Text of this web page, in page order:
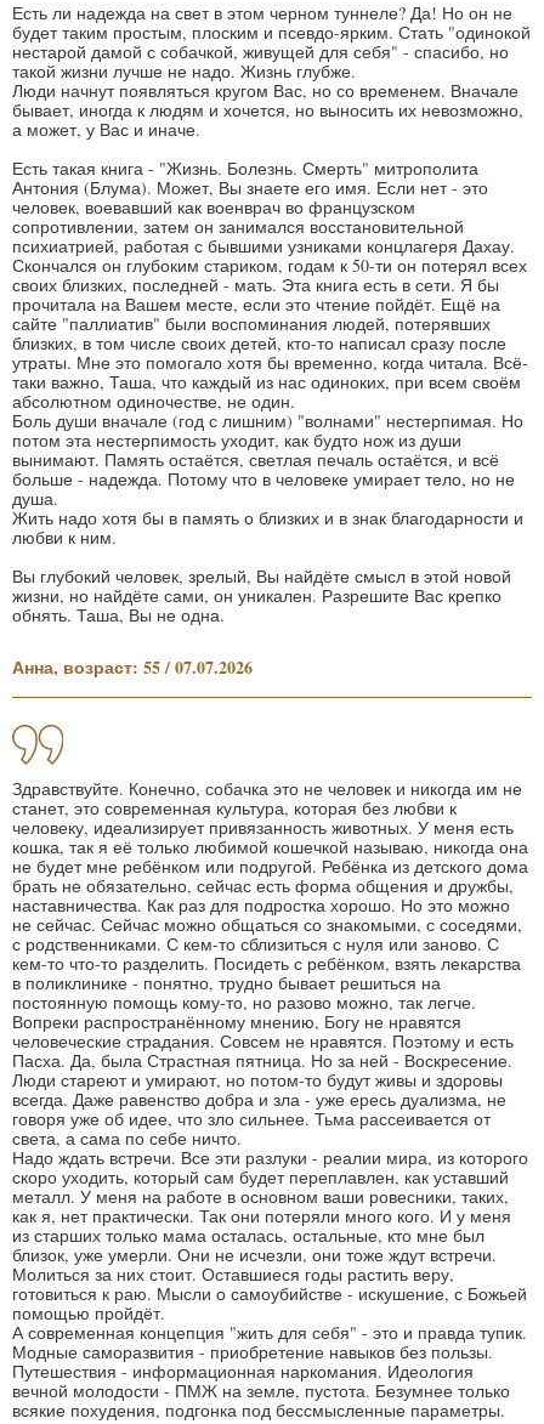
Есть ли надежда на свет в этом черном туннеле? Да! Но он не
будет таким простым, плоским и псевдо-ярким. Стать "одинокой
нестарой дамой с собачкой, живущей для себя" - спасибо, но
такой жизни лучше не надо. Жизнь глубже.
Люди начнут появляться кругом Вас, но со временем. Вначале
бывает, иногда к людям и хочется, но выносить их невозможно,
а может, у Вас и иначе.
Есть такая книга - "Жизнь. Болезнь. Смерть" митрополита
Антония (Блума). Может, Вы знаете его имя. Если нет - это
человек, воевавший как военврач во французском
сопротивлении, затем он занимался восстановительной
психиатрией, работая с бывшими узниками концлагеря Дахау.
Скончался он глубоким стариком, годам к 50-ти он потерял всех
своих близких, последней - мать. Эта книга есть в сети. Я бы
прочитала на Вашем месте, если это чтение пойдёт. Ещё на
сайте "паллиатив" были воспоминания людей, потерявших
близких, в том числе своих детей, кто-то написал сразу после
утраты. Мне это помогало хотя бы временно, когда читала. Всё-
таки важно, Таша, что каждый из нас одиноких, при всем своём
абсолютном одиночестве, не один.
Боль души вначале (год с лишним) "волнами" нестерпимая. Но
потом эта нестерпимость уходит, как будто нож из души
вынимают. Память остаётся, светлая печаль остаётся, и всё
больше - надежда. Потому что в человеке умирает тело, но не
душа.
Жить надо хотя бы в память о близких и в знак благодарности и
любви к ним.
Вы глубокий человек, зрелый, Вы найдёте смысл в этой новой
жизни, но найдёте сами, он уникален. Разрешите Вас крепко
обнять. Таша, Вы не одна.
Анна, возраст: 55 / 07.07.2026
Здравствуйте. Конечно, собачка это не человек и никогда им не
станет, это современная культура, которая без любви к
человеку, идеализирует привязанность животных. У меня есть
кошка, так я её только любимой кошечкой называю, никогда она
не будет мне ребёнком или подругой. Ребёнка из детского дома
брать не обязательно, сейчас есть форма общения и дружбы,
наставничества. Как раз для подростка хорошо. Но это можно
не сейчас. Сейчас можно общаться со знакомыми, с соседями,
с родственниками. С кем-то сблизиться с нуля или заново. С
кем-то что-то разделить. Посидеть с ребёнком, взять лекарства
в поликлинике - понятно, трудно бывает решиться на
постоянную помощь кому-то, но разово можно, так легче.
Вопреки распространённому мнению, Богу не нравятся
человеческие страдания. Совсем не нравятся. Поэтому и есть
Пасха. Да, была Страстная пятница. Но за ней - Воскресение.
Люди стареют и умирают, но потом-то будут живы и здоровы
всегда. Даже равенство добра и зла - уже ересь дуализма, не
говоря уже об идее, что зло сильнее. Тьма рассеивается от
света, а сама по себе ничто.
Надо ждать встречи. Все эти разлуки - реалии мира, из которого
скоро уходить, который сам будет переплавлен, как уставший
металл. У меня на работе в основном ваши ровесники, таких,
как я, нет практически. Так они потеряли много кого. И у меня
из старших только мама осталась, остальные, кто мне был
близок, уже умерли. Они не исчезли, они тоже ждут встречи.
Молиться за них стоит. Оставшиеся годы растить веру,
готовиться к раю. Мысли о самоубийстве - искушение, с Божьей
помощью пройдёт.
А современная концепция "жить для себя" - это и правда тупик.
Модные саморазвития - приобретение навыков без пользы.
Путешествия - информационная наркомания. Идеология
вечной молодости - ПМЖ на земле, пустота. Безумнее только
всякие похудения, подгонка под бессмысленные параметры.